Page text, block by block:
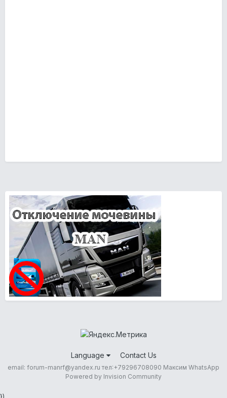
Language Contact Us
email: forum-manrf@yandex.ru тел:+79296708090 Максим WhatsApp
Powered by Invision Community
})